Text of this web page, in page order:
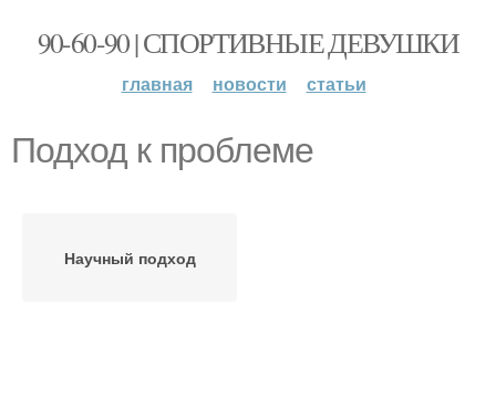
90-60-90 | СПОРТИВНЫЕ ДЕВУШКИ
главная новости статьи
Подход к проблеме
Научный подход